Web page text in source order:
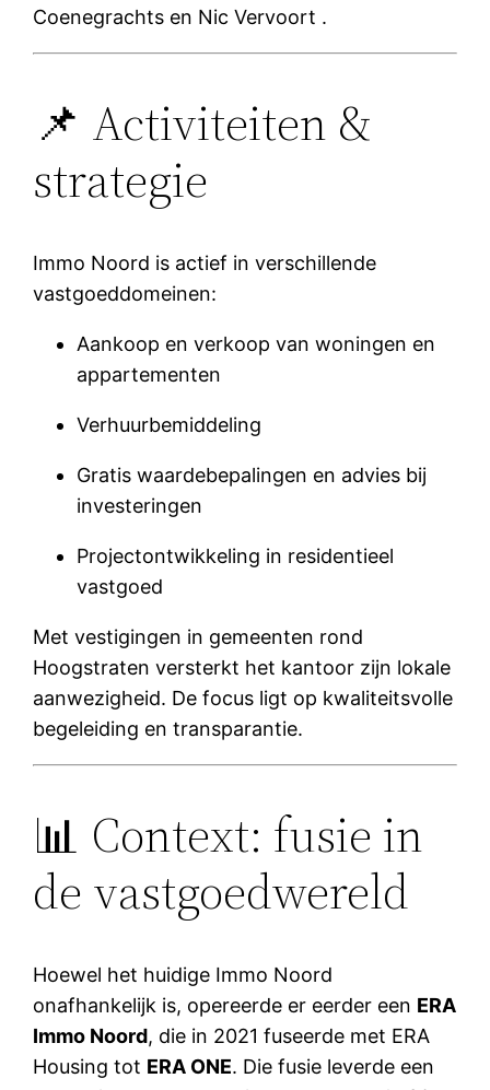
Coenegrachts en Nic Vervoort .
📌 Activiteiten &
strategie
Immo Noord is actief in verschillende
vastgoeddomeinen:
Aankoop en verkoop van woningen en
appartementen
Verhuurbemiddeling
Gratis waardebepalingen en advies bij
investeringen
Projectontwikkeling in residentieel
vastgoed
Met vestigingen in gemeenten rond
Hoogstraten versterkt het kantoor zijn lokale
aanwezigheid. De focus ligt op kwaliteitsvolle
begeleiding en transparantie.
📊 Context: fusie in
de vastgoedwereld
Hoewel het huidige Immo Noord
onafhankelijk is, opereerde er eerder een ERA
Immo Noord, die in 2021 fuseerde met ERA
Housing tot ERA ONE. Die fusie leverde een